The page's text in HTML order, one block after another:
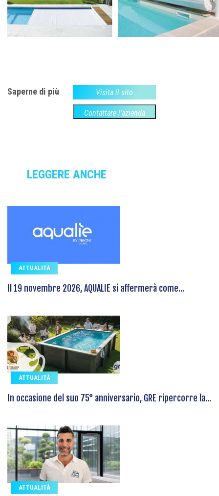
Saperne di più Visita il sito
Contattare l'azienda
LEGGERE ANCHE
ATTUALITÀ
Il 19 novembre 2026, AQUALIE si affermerà come...
ATTUALITÀ
In occasione del suo 75° anniversario, GRE ripercorre la...
ATTUALITÀ